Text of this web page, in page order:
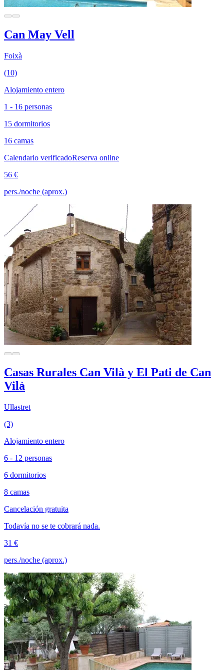
Can May Vell
Foixà
(10)
Alojamiento entero
1 - 16 personas
15 dormitorios
16 camas
Calendario verificadoReserva online
56 €
pers./noche (aprox.)
Casas Rurales Can Vilà y El Pati de Can
Vilà
Ullastret
(3)
Alojamiento entero
6 - 12 personas
6 dormitorios
8 camas
Cancelación gratuita
Todavía no se te cobrará nada.
31 €
pers./noche (aprox.)